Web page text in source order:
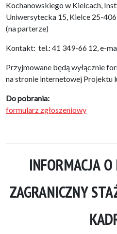
Kochanowskiego w Kielcach,
Uniwersytecka 15, Kielce 25-
(na parterze)
Kontakt: tel.: 41 349-66 12, e-
Przyjmowane będą wyłącznie
na stronie internetowej Projektu
Do pobrania:
formularz zgłoszeniowy
INFORMACJA
ZAGRANICZNY